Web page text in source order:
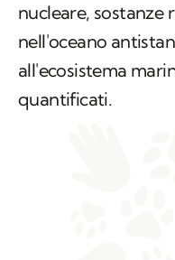
nucleare, sostanze
nell'oceano
all'ecosistema
quantificati.